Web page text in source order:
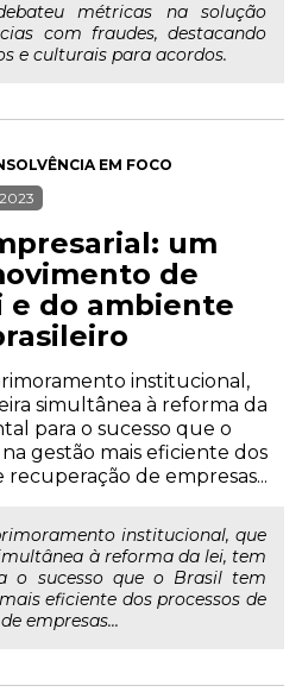
métricas na solução
com fraudes, destacando
e culturais para acordos.
EM FOCO
um
de
e do ambiente
institucional,
simultânea à reforma da
para o sucesso que o
gestão mais eficiente dos
recuperação de empresas...
institucional, que
à reforma da lei, tem
o sucesso que o Brasil tem
eficiente dos processos de
empresas...